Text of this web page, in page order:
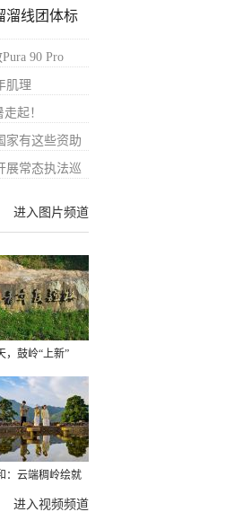
溜线团体标
90 Pro
肌理
起！
家有这些资助
展常态执法巡
进入图片频道
，鼓岭“上新”
走起！
：云端稠岭绘就
新图景
进入视频频道